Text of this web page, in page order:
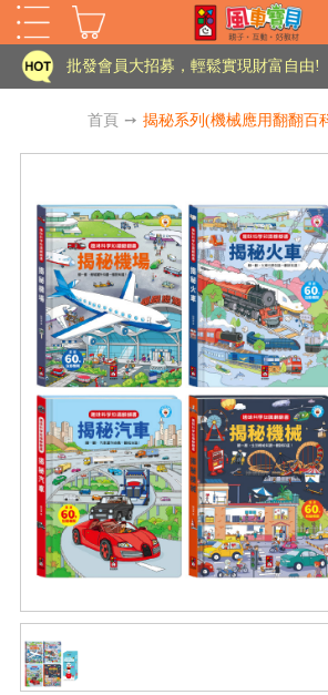
HOT
批發會員大招募，輕鬆實現財富自由!
老師您好!!幼教會員火熱招募中~
批發會員大招募，輕鬆實現財富自由!
老師您好!!幼教會員火熱招募中~
海外購物免煩惱！點我查看『海外購
首頁 ➙ 揭秘系列(機械應用翻翻百